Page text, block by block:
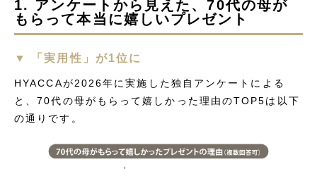
1. アンケートから見えた、70代の母が
もらって本当に嬉しいプレゼント
▼ 「実用性」が1位に
HYACCAが2026年に実施した独自アンケートによる
と、70代の母がもらって嬉しかった理由のTOP5は以下
の通りです。